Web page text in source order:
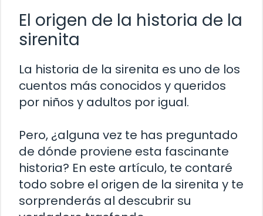
El origen de la historia de la
sirenita
La historia de la sirenita es uno de los
cuentos más conocidos y queridos
por niños y adultos por igual.
Pero, ¿alguna vez te has preguntado
de dónde proviene esta fascinante
historia? En este artículo, te contaré
todo sobre el origen de la sirenita y te
sorprenderás al descubrir su